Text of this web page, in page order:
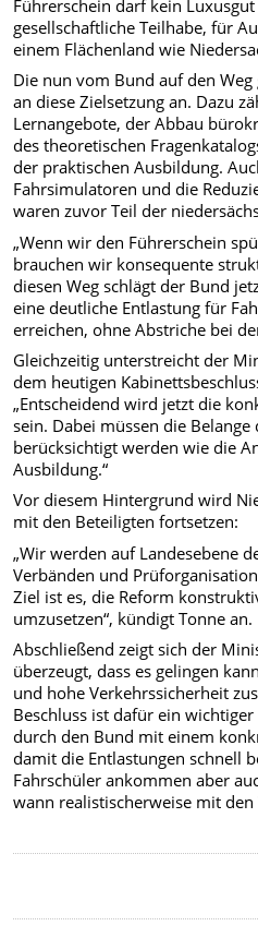
Führerschein darf kein
gesellschaftliche Teilhabe, für
einem Flächenland wie
Die nun vom Bund auf den
an diese Zielsetzung an. Dazu
Lernangebote, der Abbau
des theoretischen
der praktischen Ausbildung.
Fahrsimulatoren und die
waren zuvor Teil der
„Wenn wir den Führerschein
brauchen wir konsequente
diesen Weg schlägt der Bund
eine deutliche Entlastung für
erreichen, ohne Abstriche bei
Gleichzeitig unterstreicht der
dem heutigen
„Entscheidend wird jetzt die
sein. Dabei müssen die
berücksichtigt werden wie die
Ausbildung.“
Vor diesem Hintergrund wird
mit den Beteiligten fortsetzen:
„Wir werden auf Landesebene
Verbänden und
Ziel ist es, die Reform
umzusetzen“, kündigt Tonne an.
Abschließend zeigt sich der
überzeugt, dass es gelingen
und hohe Verkehrssicherheit
Beschluss ist dafür ein
durch den Bund mit einem
damit die Entlastungen schnell
Fahrschüler ankommen aber
wann realistischerweise mit